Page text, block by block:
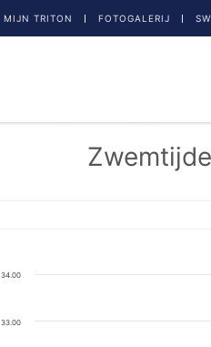
MIJN TRITON FOTOGALERIJ
33.00
34.00